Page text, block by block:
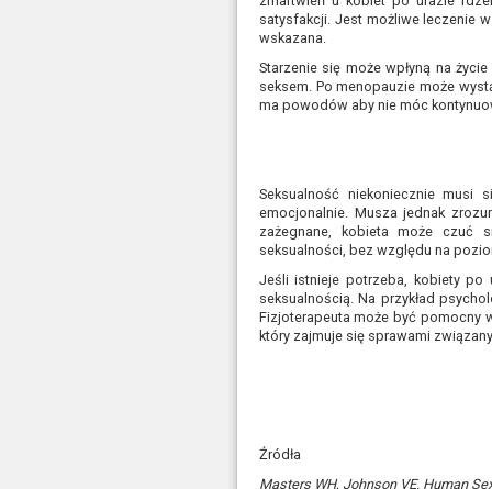
satysfakcji. Jest możliwe leczenie
wskazana.
Starzenie się może wpłyną na
seksem. Po menopauzie może
ma powodów aby nie móc
Seksualność niekoniecznie
emocjonalnie. Musza jednak
zażegnane, kobieta może czuć
seksualności, bez względu na
Jeśli istnieje potrzeba, kobiety po
seksualnością. Na przykład
Fizjoterapeuta może być pomocny
który zajmuje się sprawami
Źródła
Masters WH, Johnson VE. Human